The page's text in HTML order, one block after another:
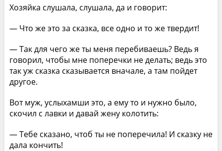
Хозяйка слушала, слушала, да и говорит:
— Что же это за сказка, все одно и то же твердит!
— Так для чего же ты меня перебиваешь? Ведь я
говорил, чтобы мне поперечки не делать; ведь это
так уж сказка сказывается вначале, а там пойдет
другое.
Вот муж, услыхамши это, а ему то и нужно было,
скочил с лавки и давай жену колотить:
— Тебе сказано, чтоб ты не поперечила! И сказку не
дала кончить!